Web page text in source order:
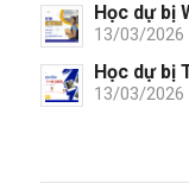
Học dự bị
13/03/2026
Học dự bị
13/03/2026